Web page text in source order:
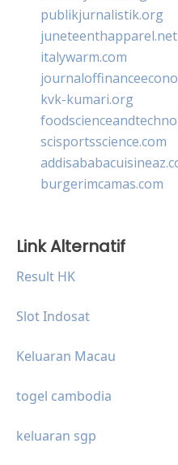
publikjurnalistik.org
juneteenthapparel.net
italywarm.com
kvk-kumari.org
scisportsscience.com
burgerimcamas.com
Link Alternatif
Result HK
Slot Indosat
Keluaran Macau
togel cambodia
keluaran sgp